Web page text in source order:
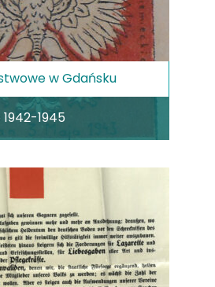
w Gdańsku
1945